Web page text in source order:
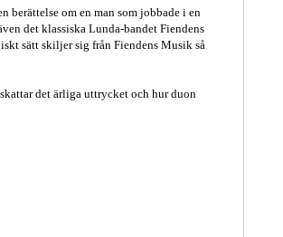
berättelse om en man som jobbade i en
det klassiska Lunda-bandet Fiendens
sätt skiljer sig från Fiendens Musik så
det ärliga uttrycket och hur duon